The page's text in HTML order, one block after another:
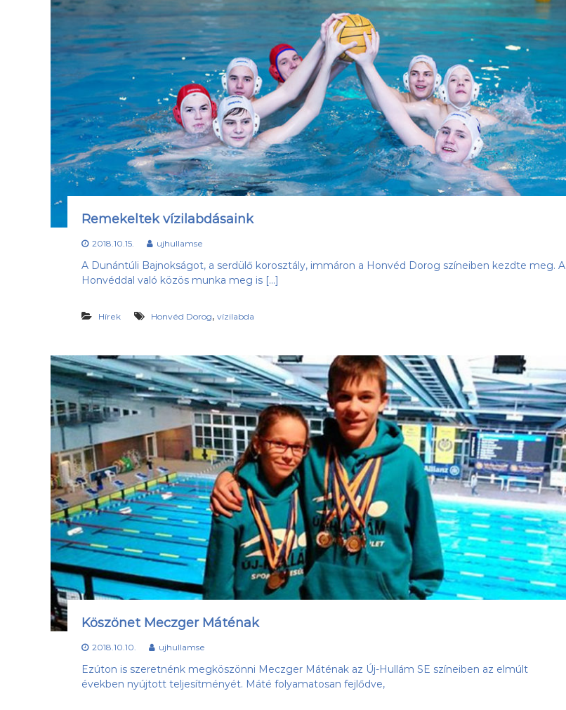
Remekeltek vízilabdásaink
2018.10.15. ujhullamse
A Dunántúli Bajnokságot, a serdülő korosztály, immáron a Honvéd Dorog színeiben kezdte meg. A
Honvéddal való közös munka meg is […]
Hírek Honvéd Dorog, vízilabda
Köszönet Meczger Máténak
2018.10.10. ujhullamse
Ezúton is szeretnénk megköszönni Meczger Máténak az Új-Hullám SE színeiben az elmúlt
években nyújtott teljesítményét. Máté folyamatosan fejlődve,